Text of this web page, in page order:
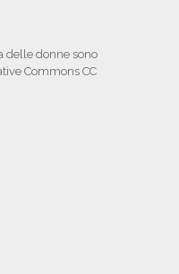
delle donne sono
Commons CC